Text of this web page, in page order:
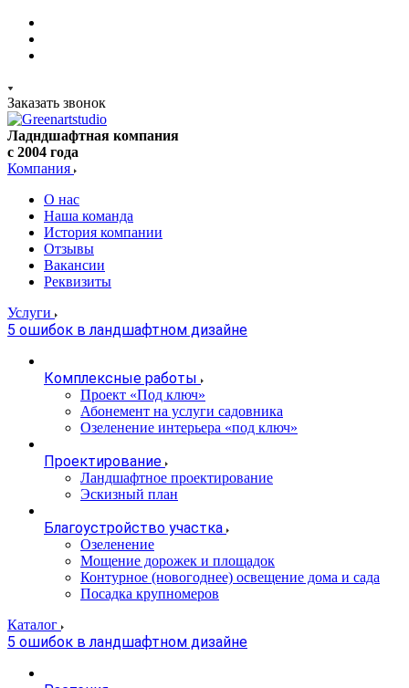
Заказать звонок
Ладндшафтная компания
с 2004 года
Компания
О нас
Наша команда
История компании
Отзывы
Вакансии
Реквизиты
Услуги
5 ошибок в ландшафтном дизайне
Комплексные работы
Проект «Под ключ»
Абонемент на услуги садовника
Озеленение интерьера «под ключ»
Проектирование
Ландшафтное проектирование
Эскизный план
Благоустройство участка
Озеленение
Мощение дорожек и площадок
Контурное (новогоднее) освещение дома и сада
Посадка крупномеров
Каталог
5 ошибок в ландшафтном дизайне